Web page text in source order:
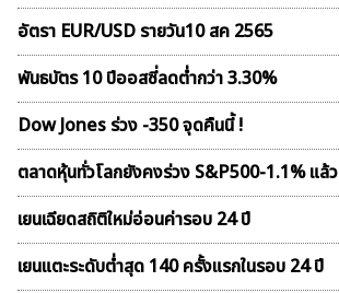
อัตรา EUR/USD รายวัน10 สค 2565
พันธบัตร 10 ปีออสซี่ลดต่ำกว่า 3.30%
Dow Jones ร่วง -350 จุดคืนนี้ !
ตลาดหุ้นทั่วโลกยังคงร่วง S&P500-1.1% แล้ว
เยนเฉียดสถิติใหม่อ่อนค่ารอบ 24 ปี
เยนแตะระดับต่ำสุด 140 ครั้งแรกในรอบ 24 ปี